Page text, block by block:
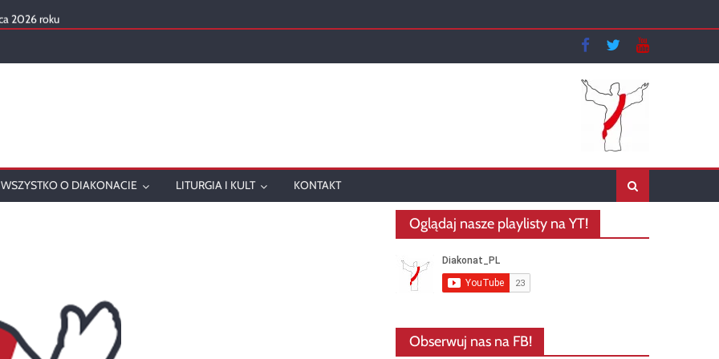
2026 roku
w 2025 roku
WSZYSTKO O DIAKONACIE LITURGIA I KULT KONTAKT
Oglądaj nasze playlisty na YT!
Obserwuj nas na FB!